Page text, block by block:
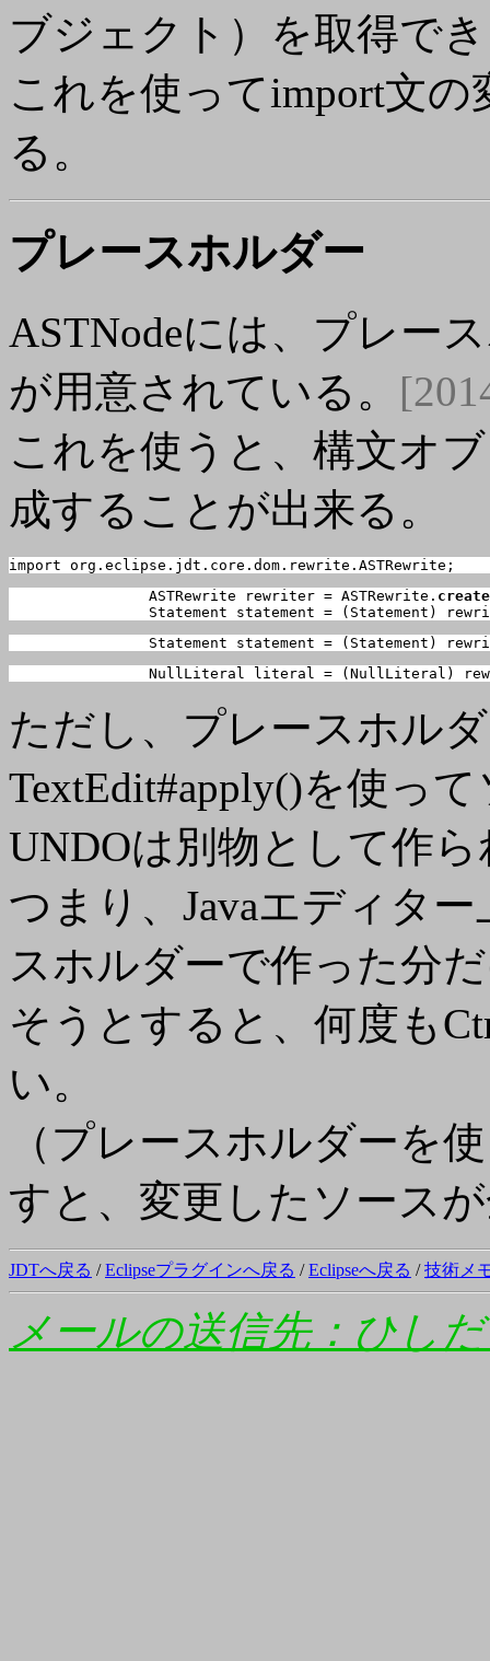
ブジェクト）を取得で
これを使ってimport文
る。
プレースホルダー
ASTNodeには、プレー
が用意されている。
これを使うと、構文オ
成することが出来る。
import org.eclipse.jdt.core.dom.rewrite.ASTRewrite;
		ASTRewrite rewriter = ASTRewrite.
create
Statement statement = (Statement)
Statement statement = (Statement)
NullLiteral literal = (NullLiteral)
ただし、プレースホル
TextEdit#apply()を使っ
UNDOは別物として作
つまり、Javaエディタ
スホルダーで作った分
そうとすると、何度も
い。
（プレースホルダーを
すと、変更したソース
JDTへ戻る /Eclipseプラグインへ戻る /Eclipseへ戻る /技術メ
メールの送信先：ひし